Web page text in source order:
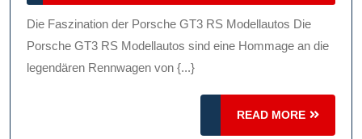
Porsche
GT3
Modellautos:
Perfekte
2025
Die Faszination der Porsche GT3 RS Modellautos Die
Porsche GT3 RS Modellautos sind eine Hommage an die
legendären Rennwagen von {...}
READ MORE
READ
MORE